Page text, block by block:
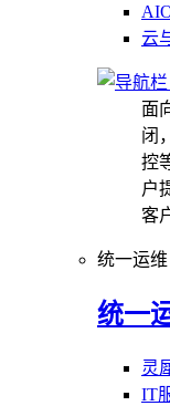
云
面
闭
控
户
客
统一运维
统一
灵
IT